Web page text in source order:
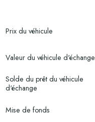
Prix du véhicule
Valeur du véhicule d'échange
Solde du prêt du véhicule
d'échange
Mise de fonds